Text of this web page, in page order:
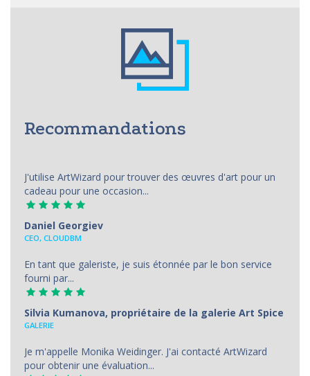
Recommandations
J'utilise ArtWizard pour trouver des œuvres d'art pour un
cadeau pour une occasion...
Daniel Georgiev
CEO, CLOUDBM
En tant que galeriste, je suis étonnée par le bon service
fourni par...
Silvia Kumanova, propriétaire de la galerie Art Spice
GALERIE
Je m'appelle Monika Weidinger. J'ai contacté ArtWizard
pour obtenir une évaluation...